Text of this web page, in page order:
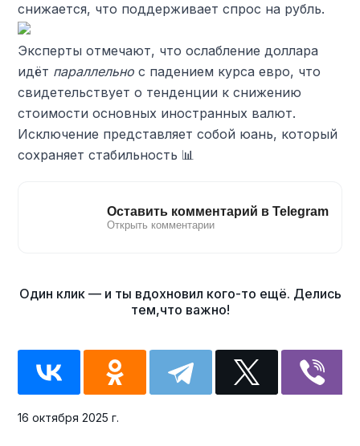
снижается, что поддерживает спрос на рубль.
Эксперты отмечают, что ослабление доллара
идёт параллельно с падением курса евро, что
свидетельствует о тенденции к снижению
стоимости основных иностранных валют.
Исключение представляет собой юань, который
сохраняет стабильность 📊
16 октября 2025 г.